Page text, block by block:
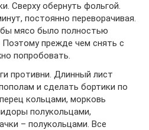
Сверху обернуть фольгой.
постоянно переворачивая.
мясо было полностью
Поэтому прежде чем снять с
попробовать.
противни. Длинный лист
и сделать бортики по
кольцами, морковь
полукольцами,
– полукольцами. Все